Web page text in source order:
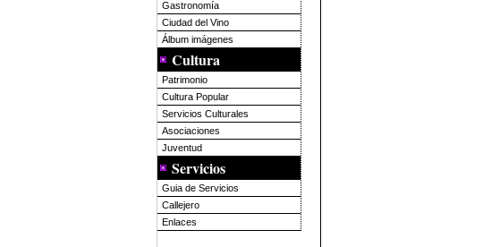
Gastronomía
Ciudad del Vino
Álbum imágenes
Cultura
Patrimonio
Cultura Popular
Servicios Culturales
Asociaciones
Juventud
Servicios
Guia de Servicios
Callejero
Enlaces